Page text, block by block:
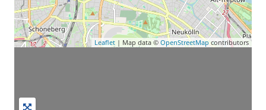
Leaflet | Map data © OpenStreetMapcontributors